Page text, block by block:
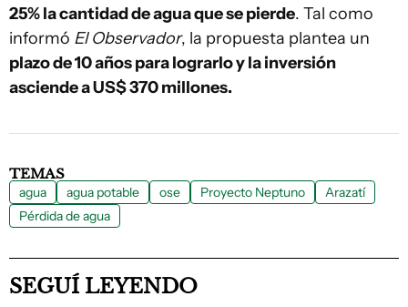
25% la cantidad de agua que se pierde. Tal como
informó El Observador, la propuesta plantea un
plazo de 10 años para lograrlo y la inversión
asciende a US$ 370 millones.
TEMAS
agua agua potable ose Proyecto Neptuno
Arazatí
Pérdida de agua
SEGUÍ LEYENDO